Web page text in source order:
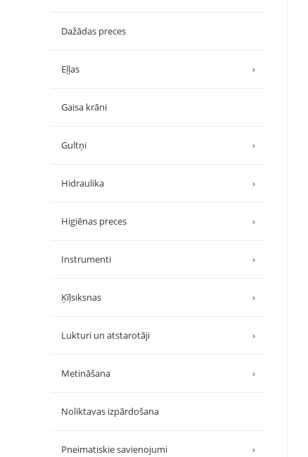
Dažādas preces
Eļļas ›
Gaisa krāni
Gultņi ›
Hidraulika ›
Higiēnas preces ›
Instrumenti ›
Ķīļsiksnas ›
Lukturi un atstarotāji ›
Metināšana ›
Noliktavas izpārdošana
Pneimatiskie savienojumi ›